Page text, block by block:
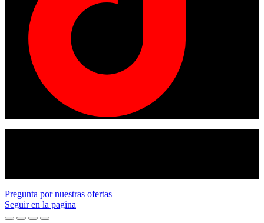
Pregunta por nuestras ofertas
Seguir en la pagina